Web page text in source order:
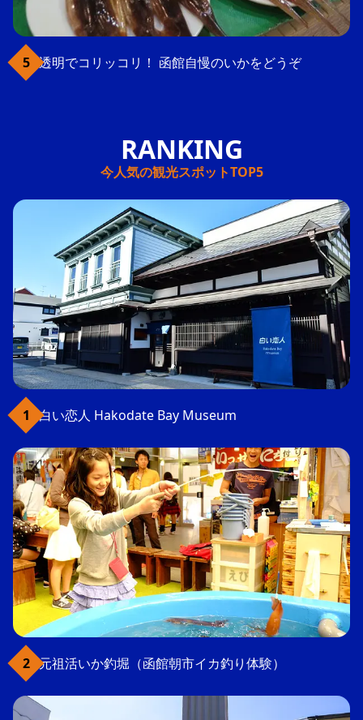
透明でコリッコリ！ 函館自慢のいかをどうぞ
今人気の観光スポットTOP5
白い恋人 Hakodate Bay Museum
元祖活いか釣堀（函館朝市イカ釣り体験）